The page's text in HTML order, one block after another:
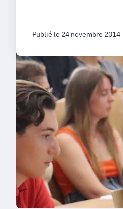
Publié le 24 novembre 2014